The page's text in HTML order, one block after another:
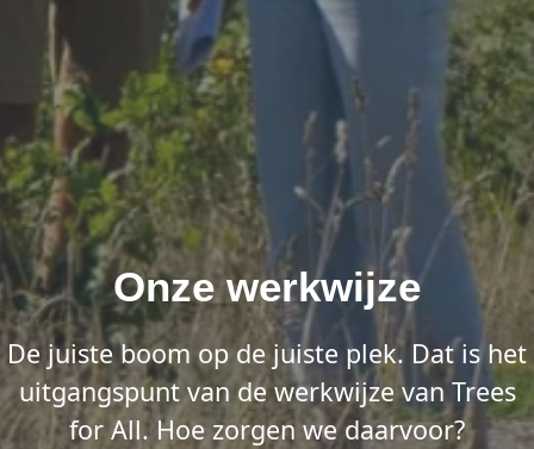
Onze werkwijze
De juiste boom op de juiste plek. Dat is het
uitgangspunt van de werkwijze van Trees
for All. Hoe zorgen we daarvoor?